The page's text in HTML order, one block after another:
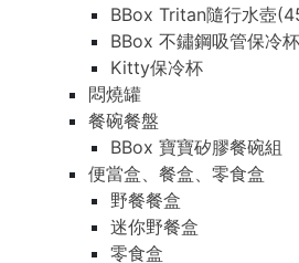
BBox Tritan隨行水壺
BBox 不鏽鋼吸管保冷杯
Kitty保冷杯
悶燒罐
餐碗餐盤
BBox 寶寶矽膠餐碗組
便當盒、餐盒、零食盒
野餐餐盒
迷你野餐盒
零食盒